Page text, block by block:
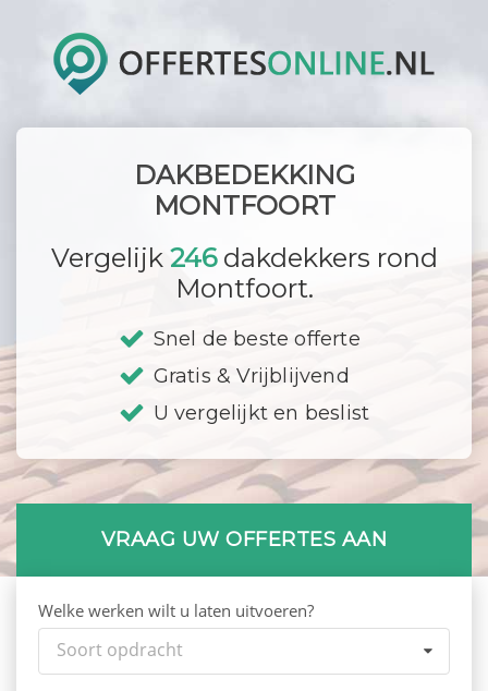
DAKBEDEKKING
MONTFOORT
Vergelijk 246dakdekkers rond
Montfoort.
Snel de beste offerte
Gratis & Vrijblijvend
U vergelijkt en beslist
VRAAG UW OFFERTES AAN
Welke werken wilt u laten uitvoeren?
Soort opdracht